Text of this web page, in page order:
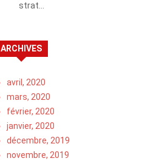
strat…
ARCHIVES
avril, 2020
mars, 2020
février, 2020
janvier, 2020
décembre, 2019
novembre, 2019